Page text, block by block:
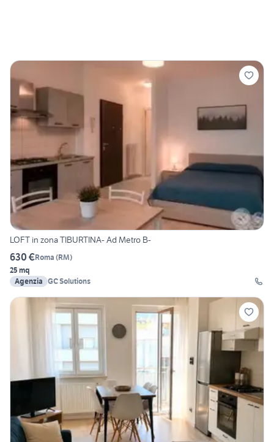
LOFT in zona TIBURTINA- Ad Metro B-
630 €Roma (RM)
25 mq
Agenzia GC Solutions